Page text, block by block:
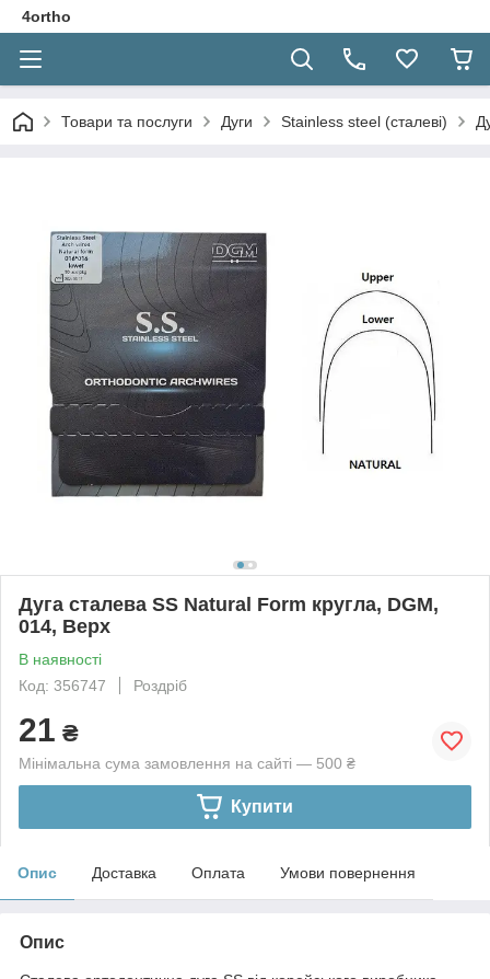
4ortho
Товари та послуги Дуги Stainless steel (сталеві)
Дуга сталева SS Natural Form кругла, DGM,
014, Верх
В наявності
Код: 356747
Роздріб
21 ₴
Мінімальна сума замовлення на сайті — 500 ₴
Купити
Опис Доставка Оплата Умови повернення
Опис